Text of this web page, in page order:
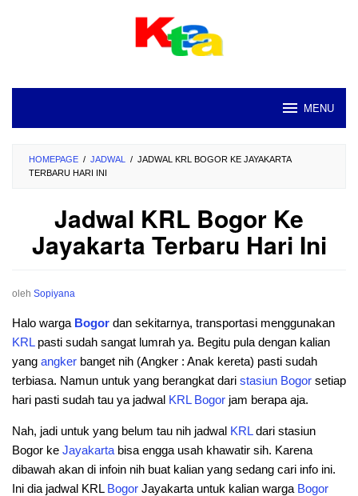
MENU
HOMEPAGE / JADWAL / JADWAL KRL BOGOR KE JAYAKARTA
TERBARU HARI INI
Jadwal KRL Bogor Ke
Jayakarta Terbaru Hari Ini
oleh Sopiyana
Halo warga Bogor dan sekitarnya, transportasi menggunakan
KRLpasti sudah sangat lumrah ya. Begitu pula dengan kalian
yang angker banget nih (Angker : Anak kereta) pasti sudah
terbiasa. Namun untuk yang berangkat dari stasiun Bogor setiap
hari pasti sudah tau ya jadwal KRL Bogor jam berapa aja.
Nah, jadi untuk yang belum tau nih jadwal KRLdari stasiun
Bogor ke Jayakarta bisa engga usah khawatir sih. Karena
dibawah akan di infoin nih buat kalian yang sedang cari info ini.
Ini dia jadwal KRL Bogor Jayakarta untuk kalian warga Bogor